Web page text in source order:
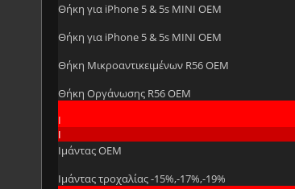
Θήκη για iPhone 5 & 5s MINI OEM
Θήκη για iPhone 5 & 5s MINI OEM
Θήκη Μικροαντικειμένων R56 OEM
Θήκη Οργάνωσης R56 OEM
Ι
Ι
Ιμάντας OEM
Ιμάντας τροχαλίας -15%,-17%,-19%